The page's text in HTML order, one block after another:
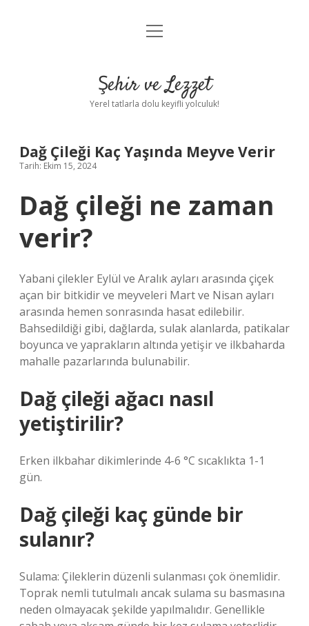
Anasayfa
Yasal Uyarı
menüyü
Şehir ve Lezzet
Yerel tatlarla dolu keyifli yolculuk!
Dağ Çileği Kaç Yaşında Meyve Verir
Tarih: Ekim 15, 2024
Dağ çileği ne zaman
verir?
Yabani çilekler Eylül ve Aralık ayları arasında çiçek
açan bir bitkidir ve meyveleri Mart ve Nisan ayları
arasında hemen sonrasında hasat edilebilir.
Bahsedildiği gibi, dağlarda, sulak alanlarda, patikalar
boyunca ve yaprakların altında yetişir ve ilkbaharda
mahalle pazarlarında bulunabilir.
Dağ çileği ağacı nasıl
yetiştirilir?
Erken ilkbahar dikimlerinde 4-6 °C sıcaklıkta 1-1
gün.
Dağ çileği kaç günde bir
sulanır?
Sulama: Çileklerin düzenli sulanması çok önemlidir.
Toprak nemli tutulmalı ancak sulama su basmasına
neden olmayacak şekilde yapılmalıdır. Genellikle